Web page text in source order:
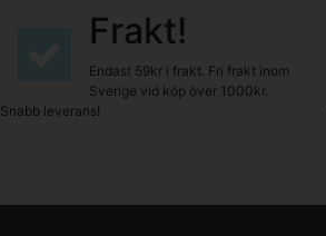
Frakt!
Endast 59kr i frakt. Fri frakt inom
Sverige vid köp över 1000kr.
Snabb leverans!